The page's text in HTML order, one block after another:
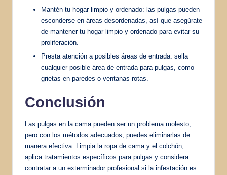
Mantén tu hogar limpio y ordenado: las pulgas pueden
esconderse en áreas desordenadas, así que asegúrate
de mantener tu hogar limpio y ordenado para evitar su
proliferación.
Presta atención a posibles áreas de entrada: sella
cualquier posible área de entrada para pulgas, como
grietas en paredes o ventanas rotas.
Conclusión
Las pulgas en la cama pueden ser un problema molesto,
pero con los métodos adecuados, puedes eliminarlas de
manera efectiva. Limpia la ropa de cama y el colchón,
aplica tratamientos específicos para pulgas y considera
contratar a un exterminador profesional si la infestación es